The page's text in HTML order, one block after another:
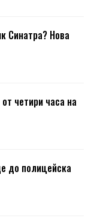
Синатра? Нова
четири часа на
до полицейска